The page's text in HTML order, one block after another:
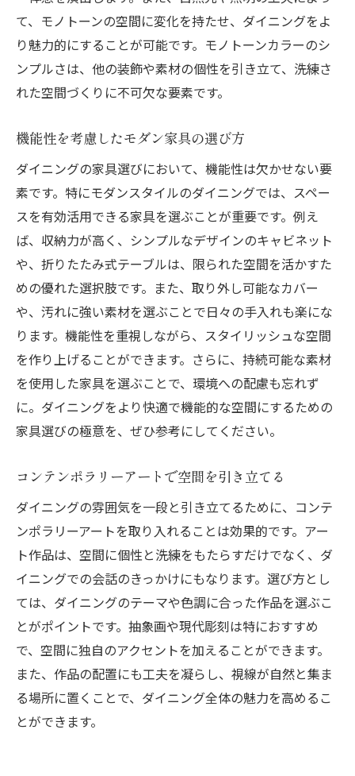
て、モノトーンの空間に変化を持たせ、ダイニングをよ
り魅力的にすることが可能です。モノトーンカラーのシ
ンプルさは、他の装飾や素材の個性を引き立て、洗練さ
れた空間づくりに不可欠な要素です。
機能性を考慮したモダン家具の選び方
ダイニングの家具選びにおいて、機能性は欠かせない要
素です。特にモダンスタイルのダイニングでは、スペー
スを有効活用できる家具を選ぶことが重要です。例え
ば、収納力が高く、シンプルなデザインのキャビネット
や、折りたたみ式テーブルは、限られた空間を活かすた
めの優れた選択肢です。また、取り外し可能なカバー
や、汚れに強い素材を選ぶことで日々の手入れも楽にな
ります。機能性を重視しながら、スタイリッシュな空間
を作り上げることができます。さらに、持続可能な素材
を使用した家具を選ぶことで、環境への配慮も忘れず
に。ダイニングをより快適で機能的な空間にするための
家具選びの極意を、ぜひ参考にしてください。
コンテンポラリーアートで空間を引き立てる
ダイニングの雰囲気を一段と引き立てるために、コンテ
ンポラリーアートを取り入れることは効果的です。アー
ト作品は、空間に個性と洗練をもたらすだけでなく、ダ
イニングでの会話のきっかけにもなります。選び方とし
ては、ダイニングのテーマや色調に合った作品を選ぶこ
とがポイントです。抽象画や現代彫刻は特におすすめ
で、空間に独自のアクセントを加えることができます。
また、作品の配置にも工夫を凝らし、視線が自然と集ま
る場所に置くことで、ダイニング全体の魅力を高めるこ
とができます。